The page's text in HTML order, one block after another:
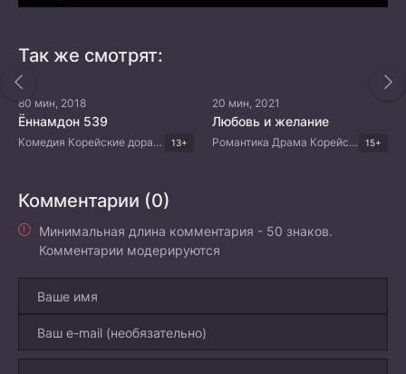
Так же смотрят:
80 мин, 2018
Ённамдон 539
Комедия Корейские дорамы 13+
20 мин, 2021
Любовь и желание
Романтика Драма Корейские дорамы 15+
Комментарии (0)
Минимальная длина комментария - 50 знаков.
Комментарии модерируются